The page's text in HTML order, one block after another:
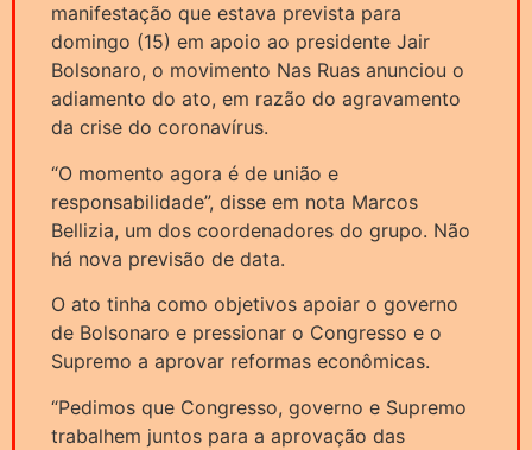
manifestação que estava prevista para
domingo (15) em apoio ao presidente Jair
Bolsonaro, o movimento Nas Ruas anunciou o
adiamento do ato, em razão do agravamento
da crise do coronavírus.
“O momento agora é de união e
responsabilidade”, disse em nota Marcos
Bellizia, um dos coordenadores do grupo. Não
há nova previsão de data.
O ato tinha como objetivos apoiar o governo
de Bolsonaro e pressionar o Congresso e o
Supremo a aprovar reformas econômicas.
“Pedimos que Congresso, governo e Supremo
trabalhem juntos para a aprovação das